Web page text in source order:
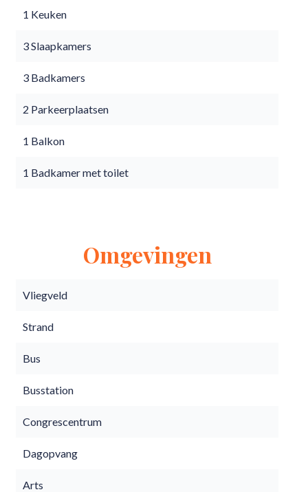
1 Keuken
3 Slaapkamers
3 Badkamers
2 Parkeerplaatsen
1 Balkon
1 Badkamer met toilet
Omgevingen
Vliegveld
Strand
Bus
Busstation
Congrescentrum
Dagopvang
Arts